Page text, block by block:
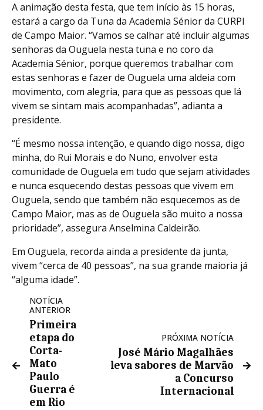
A animação desta festa, que tem início às 15 horas,
estará a cargo da Tuna da Academia Sénior da CURPI
de Campo Maior. “Vamos se calhar até incluir algumas
senhoras da Ouguela nesta tuna e no coro da
Academia Sénior, porque queremos trabalhar com
estas senhoras e fazer de Ouguela uma aldeia com
movimento, com alegria, para que as pessoas que lá
vivem se sintam mais acompanhadas”, adianta a
presidente.
“É mesmo nossa intenção, e quando digo nossa, digo
minha, do Rui Morais e do Nuno, envolver esta
comunidade de Ouguela em tudo que sejam atividades
e nunca esquecendo destas pessoas que vivem em
Ouguela, sendo que também não esquecemos as de
Campo Maior, mas as de Ouguela são muito a nossa
prioridade”, assegura Anselmina Caldeirão.
Em Ouguela, recorda ainda a presidente da junta,
vivem “cerca de 40 pessoas”, na sua grande maioria já
“alguma idade”.
NOTÍCIA
ANTERIOR
Primeira
etapa do
Corta-
Mato
Paulo
Guerra é
em Rio
PRÓXIMA NOTÍCIA
José Mário Magalhães
leva sabores de Marvão
a Concurso
Internacional